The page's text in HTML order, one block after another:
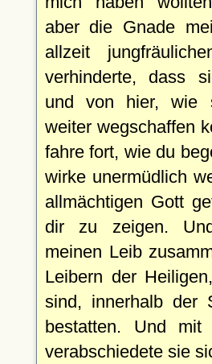
aber die Gnade
allzeit
verhinderte, dass
und von hier, wie
weiter wegschaffen
fahre fort, wie du
wirke unermüdlich
allmächtigen Gott
dir zu zeigen.
meinen Leib
Leibern der
sind, innerhalb der
bestatten. Und mit
verabschiedete sie